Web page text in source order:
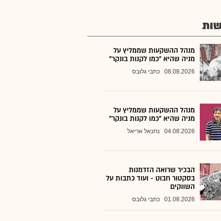
מנהל ההשקעות שממליץ על
מניה שהיא "כמו לקנות בונקר"
08.08.2026 כתבי גלובס
מנהל ההשקעות שממליץ על
מניה שהיא "כמו לקנות בונקר"
04.08.2026 נתנאל אריאל
הבכיר שרואה הזדמנות
בסקטור חבוט - ועוד כתבות על
השווקים
01.08.2026 כתבי גלובס